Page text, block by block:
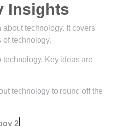
Insights
technology. It covers
of technology.
Key ideas are
technology to round off the
2